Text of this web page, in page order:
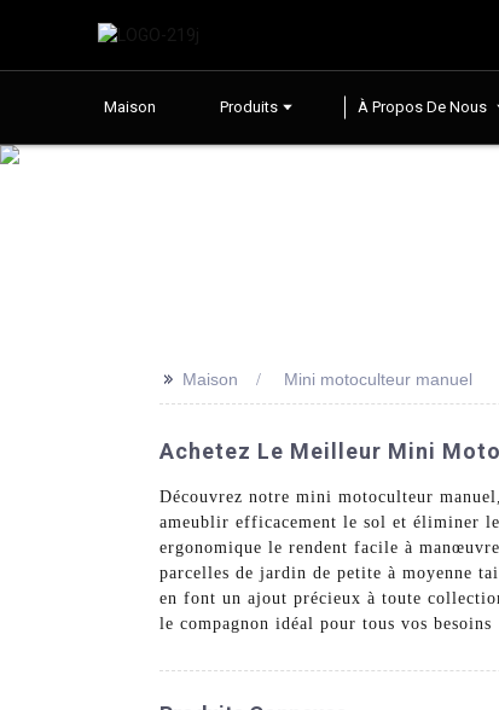
Maison Produits À Propos De Nous
>> Maison Mini motoculteur manuel
Achetez Le Meilleur Mini
Découvrez notre mini motoculteur
ameublir efficacement le sol et éliminer
ergonomique le rendent facile à
parcelles de jardin de petite à moyenne
en font un ajout précieux à toute
le compagnon idéal pour tous vos besoins